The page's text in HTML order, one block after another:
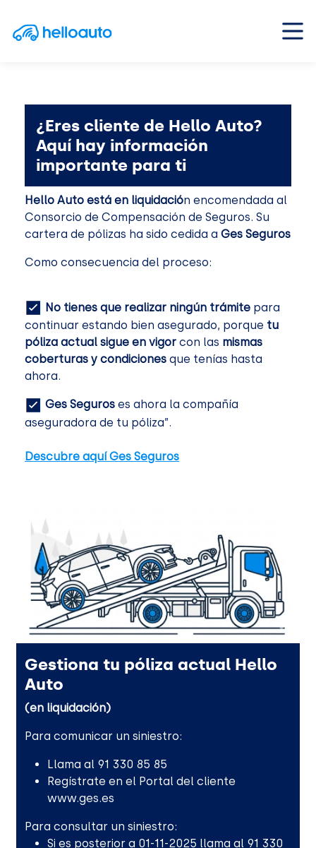
Saltar al contenido
Navegación principal
¿Eres cliente de Hello Auto?
Aquí hay información
importante para ti
Hello Auto está en liquidación encomendada al
Consorcio de Compensación de Seguros. Su
cartera de pólizas ha sido cedida a Ges Seguros
Como consecuencia del proceso:
No tienes que realizar ningún trámite para
continuar estando bien asegurado, porque tu
póliza actual sigue en vigor con las mismas
coberturas y condiciones que tenías hasta
ahora.
Ges Seguros es ahora la compañía
aseguradora de tu póliza”.
Descubre aquí Ges Seguros
Gestiona tu póliza actual Hello
Auto
(en liquidación)
Para comunicar un siniestro:
Llama al 91 330 85 85
Regístrate en el Portal del cliente
www.ges.es
Para consultar un siniestro:
Si es posterior a 01-11-2025 llama al 91 330